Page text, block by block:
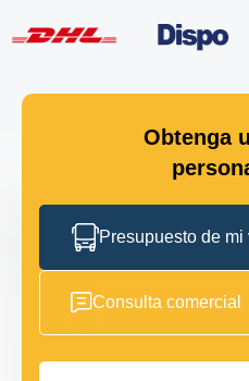
Obtenga
Presupuesto de mi
Consulta comercial
Nombre completo